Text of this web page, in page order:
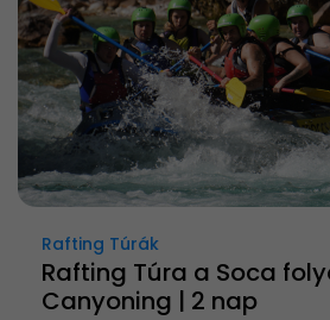
Rafting Túrák
Rafting Túra a Soca
Canyoning | 2 nap